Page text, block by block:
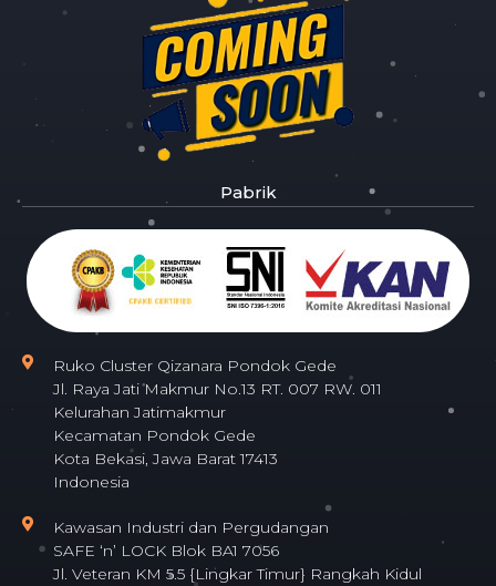
Pabrik
Ruko Cluster Qizanara Pondok Gede
Jl. Raya Jati Makmur No.13 RT. 007 RW. 011
Kelurahan Jatimakmur
Kecamatan Pondok Gede
Kota Bekasi, Jawa Barat 17413
Indonesia
Kawasan Industri dan Pergudangan
SAFE ‘n’ LOCK Blok BA1 7056
Jl. Veteran KM 5.5 {Lingkar Timur} Rangkah Kidul